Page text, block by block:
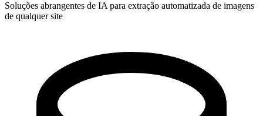
Soluções abrangentes de IA para extração automatizada de imagens
de qualquer site